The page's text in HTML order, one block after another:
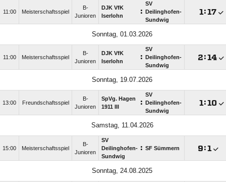
11:00 Meisterschaftsspiel
B-
Junioren
DJK VfK
Iserlohn
:
SV
Deilinghofen-
Sundwig
:
Sonntag, 01.03.2026
11:00 Meisterschaftsspiel
B-
Junioren
DJK VfK
Iserlohn
:
SV
Deilinghofen-
Sundwig
:
Sonntag, 19.07.2026
13:00 Freundschaftsspiel
B-
Junioren
SpVg. Hagen
1911 III
:
SV
Deilinghofen-
Sundwig
:
Samstag, 11.04.2026
15:00 Meisterschaftsspiel
B-
Junioren
SV
Deilinghofen-
Sundwig
: SF Sümmern :
Sonntag, 24.08.2025